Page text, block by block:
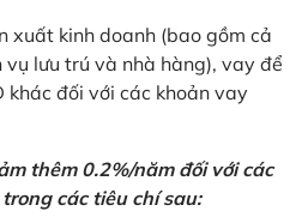
xuất kinh doanh (bao gồm cả
vụ lưu trú và nhà hàng), vay để
đối với các khoản vay
thêm 0.2%/năm đối với các
các tiêu chí sau: